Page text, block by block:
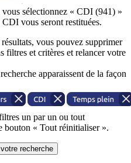
sélectionnez « CDI (941) »
vous seront restituées.
vous pouvez supprimer
filtres et critères et relancer votre
apparaissent de la façon
un par un ou tout
bouton « Tout réinitialiser ».
recherche